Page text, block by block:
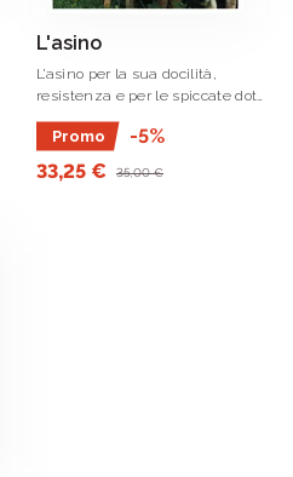
L'asino
L’asino per la sua docilità,
resistenza e per le spiccate doti
empatiche, è ancora oggi una
risorsa fondamentale.
Promo
-5%
33,25 €
35,00 €